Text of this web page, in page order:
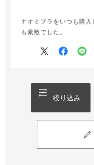
ナオミブラをいつも購
も素敵でした。
絞り込み